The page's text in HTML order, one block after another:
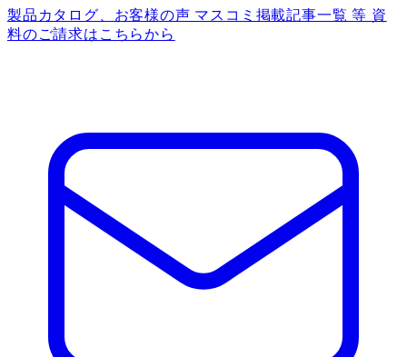
製品カタログ、お客様の声 マスコミ掲載記事一覧 等 資
料のご請求はこちらから